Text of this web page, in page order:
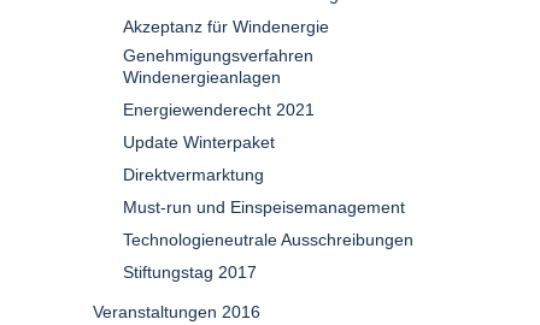
Akzeptanz für Windenergie
Genehmigungsverfahren
Windenergieanlagen
Energiewenderecht 2021
Update Winterpaket
Direktvermarktung
Must-run und Einspeisemanagement
Technologieneutrale Ausschreibungen
Stiftungstag 2017
Veranstaltungen 2016